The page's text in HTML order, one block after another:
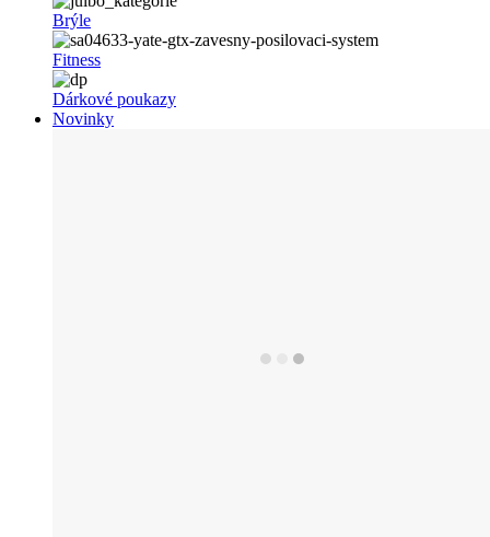
Brýle
Fitness
Dárkové poukazy
Novinky